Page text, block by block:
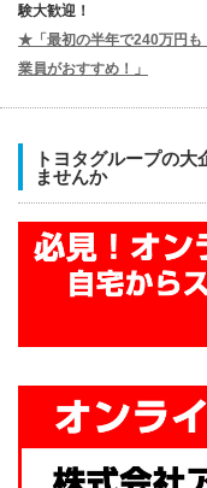
験大歓迎！
★「最初の半年で240万円も
業員がおすすめ！」
トヨタグループの
ませんか